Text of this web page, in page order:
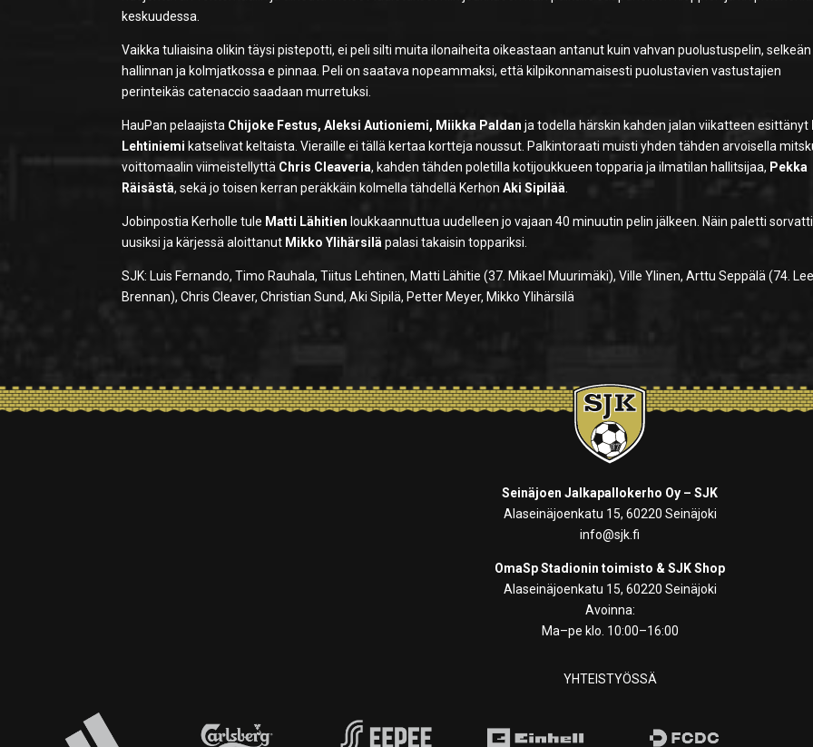
keskuudessa.
Vaikka tuliaisina olikin täysi pistepotti, ei peli silti muita ilonaiheita oikeastaan antanut kuin vahvan puolustuspelin,
hallinnan ja kolmjatkossa e pinnaa. Peli on saatava nopeammaksi, että kilpikonnamaisesti puolustavien vastustajien
perinteikäs catenaccio saadaan murretuksi.
HauPan pelaajista Chijoke Festus, Aleksi Autioniemi, Miikka Paldan ja todella härskin kahden jalan viikatteen esittänyt
Lehtiniemi katselivat keltaista. Vieraille ei tällä kertaa kortteja noussut. Palkintoraati muisti yhden tähden arvoisella
voittomaalin viimeistellyttä Chris Cleaveria, kahden tähden poletilla kotijoukkueen topparia ja ilmatilan hallitsijaa, Pekka
Räisästä, sekä jo toisen kerran peräkkäin kolmella tähdellä KerhonAki Sipilää.
Jobinpostia Kerholle tule Matti Lähitien loukkaannuttua uudelleen jo vajaan 40 minuutin pelin jälkeen. Näin paletti
uusiksi ja kärjessä aloittanut Mikko Ylihärsiläpalasi takaisin toppariksi.
SJK: Luis Fernando, Timo Rauhala, Tiitus Lehtinen, Matti Lähitie (37. Mikael Muurimäki), Ville Ylinen, Arttu Seppälä (74.
Brennan), Chris Cleaver, Christian Sund, Aki Sipilä, Petter Meyer, Mikko Ylihärsilä
Seinäjoen Jalkapallokerho Oy – SJK
Alaseinäjoenkatu 15, 60220 Seinäjoki
info@sjk.fi
OmaSp Stadionin toimisto & SJK Shop
Alaseinäjoenkatu 15, 60220 Seinäjoki
Avoinna:
Ma–pe klo. 10:00–16:00
YHTEISTYÖSSÄ